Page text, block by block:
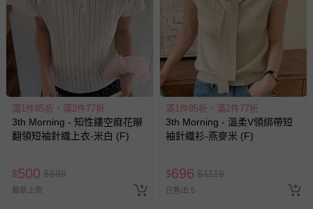
商品如因「價格、組合」等錯誤原因，導致無法安排出貨，
會主動以簡訊及mail通知訂單取消事宜，並將提供適當補
滿1件85折，滿2件77折
3th Morning - 知性鏤空麻花辮
翻領短袖針織上衣-米白 (F)
$500 $888
最新上架
滿1件85折，滿2件77折
3th Morning - 溫柔V領綁帶短
袖針織衫-燕麥米 (F)
$696 $1119
已售出 5